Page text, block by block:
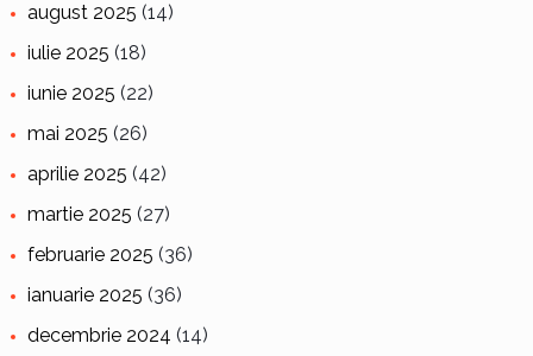
august 2025 (14)
iulie 2025 (18)
iunie 2025 (22)
mai 2025 (26)
aprilie 2025 (42)
martie 2025 (27)
februarie 2025 (36)
ianuarie 2025 (36)
decembrie 2024 (14)